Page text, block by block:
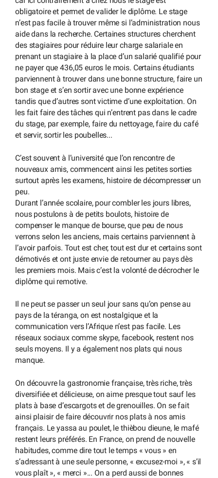
obligatoire et permet de valider le diplôme. Le stage
n’est pas facile à trouver même si l’administration nous
aide dans la recherche. Certaines structures cherchent
des stagiaires pour réduire leur charge salariale en
prenant un stagiaire à la place d’un salarié qualifié pour
ne payer que 436,05 euros le mois. Certains étudiants
parviennent à trouver dans une bonne structure, faire un
bon stage et s’en sortir avec une bonne expérience
tandis que d’autres sont victime d’une exploitation. On
les fait faire des tâches qui n’entrent pas dans le cadre
du stage, par exemple, faire du nettoyage, faire du café
et servir, sortir les poubelles...
C’est souvent à l’université que l’on rencontre de
nouveaux amis, commencent ainsi les petites sorties
surtout après les examens, histoire de décompresser un
peu.
Durant l’année scolaire, pour combler les jours libres,
nous postulons à de petits boulots, histoire de
compenser le manque de bourse, que peu de nous
verrons selon les anciens, mais certains parviennent à
l’avoir parfois. Tout est cher, tout est dur et certains sont
démotivés et ont juste envie de retourner au pays dès
les premiers mois. Mais c’est la volonté de décrocher le
diplôme qui remotive.
Il ne peut se passer un seul jour sans qu’on pense au
pays de la téranga, on est nostalgique et la
communication vers l’Afrique n’est pas facile. Les
réseaux sociaux comme skype, facebook, restent nos
seuls moyens. Il y a également nos plats qui nous
manque.
On découvre la gastronomie française, très riche, très
diversifiée et délicieuse, on aime presque tout sauf les
plats à base d’escargots et de grenouilles. On se fait
ainsi plaisir de faire découvrir nos plats à nos amis
français. Le yassa au poulet, le thièbou dieune, le mafé
restent leurs préférés. En France, on prend de nouvelle
habitudes, comme dire tout le temps « vous » en
s’adressant à une seule personne, « excusez-moi », « s’il
vous plaît », « merci »... On a perd aussi de bonnes